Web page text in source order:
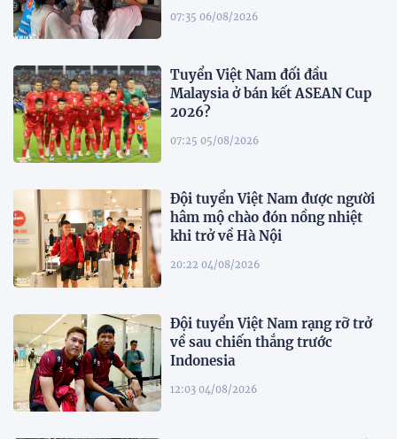
07:35 06/08/2026
Tuyển Việt Nam đối đầu
Malaysia ở bán kết ASEAN Cup
2026?
07:25 05/08/2026
Đội tuyển Việt Nam được người
hâm mộ chào đón nồng nhiệt
khi trở về Hà Nội
20:22 04/08/2026
Đội tuyển Việt Nam rạng rỡ trở
về sau chiến thắng trước
Indonesia
12:03 04/08/2026